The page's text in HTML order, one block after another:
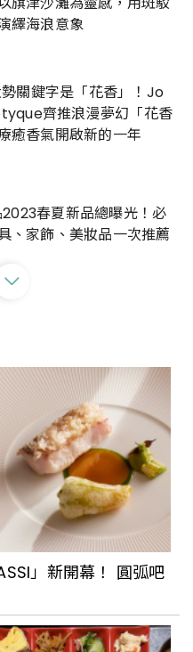
繹海浪意象
關鍵字是「花香」！Jo
齊推浪漫夢幻「花香
癒香氣開啟新的一年
春夏新品總曝光！必
、家飾、美妝品一次推薦
鋅鋼管、運輸帶設計展現
同款香氣帶回家！
等韓國小眾香氛品
的質感香氛店！LE LABO
「上海」進駐質感老屋，
城市香」新開幕！ 圓弧吧